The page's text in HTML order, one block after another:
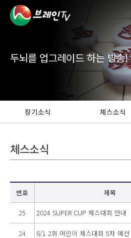
두뇌를 업그레이드 하는 방송
장기소식 체스소식
체스소식
번호 제목
25 2024 SUPER CUP 체스대회 안내
24 6/1 2회 어린이 체스대회 5차 예선